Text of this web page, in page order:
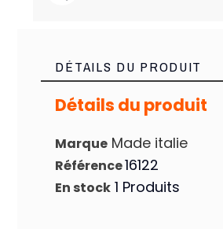
DÉTAILS DU PRODUIT
Détails du produit
Marque Made italie
Référence16122
En stock 1 Produits